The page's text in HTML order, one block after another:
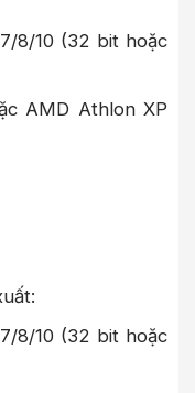
8/10 (32 bit hoặc
AMD Athlon XP
8/10 (32 bit hoặc